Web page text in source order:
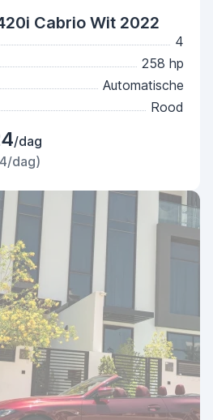
Cabrio Wit 2022
4
258 hp
Automatische
Rood
/dag
dag)